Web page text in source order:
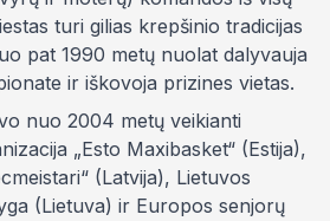
turi gilias krepšinio tradicijas
pat 1990 metų nuolat dalyvauja
ir iškovoja prizines vietas.
nuo 2004 metų veikianti
„Esto Maxibasket“ (Estija),
(Latvija), Lietuvos
(Lietuva) ir Europos senjorų